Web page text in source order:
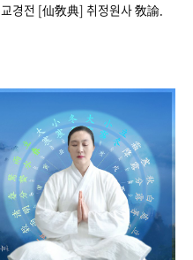
경전 [仙敎典] 취정원사 敎諭.